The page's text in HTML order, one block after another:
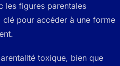
les figures parentales
clé pour accéder à une forme
toxique, bien que